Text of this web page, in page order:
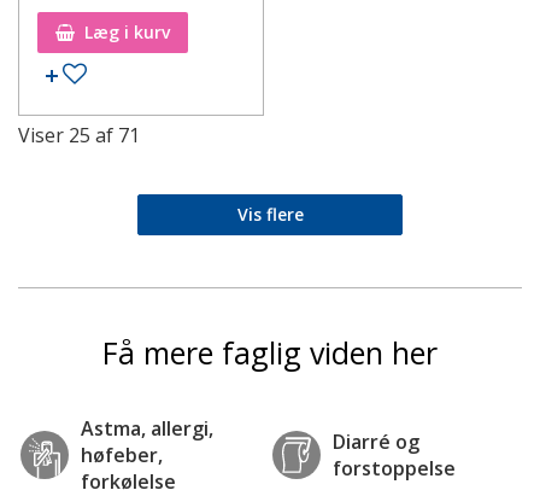
Læg i kurv
Tilføj til ønskeseddel
Viser 25 af 71
Vis flere
Få mere faglig viden her
Astma, allergi,
høfeber,
forkølelse
Diarré og
forstoppelse